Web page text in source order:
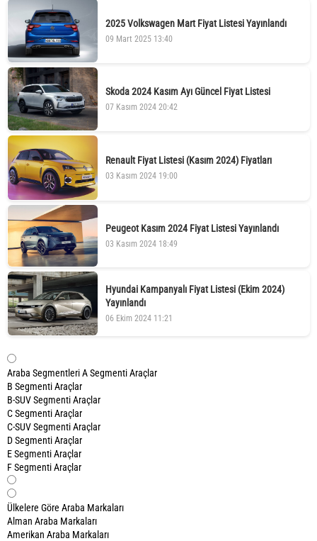
2025 Volkswagen Mart Fiyat Listesi Yayınlandı
09 Mart 2025 13:40
Skoda 2024 Kasım Ayı Güncel Fiyat Listesi
07 Kasım 2024 20:42
Renault Fiyat Listesi (Kasım 2024) Fiyatları
03 Kasım 2024 19:00
Peugeot Kasım 2024 Fiyat Listesi Yayınlandı
03 Kasım 2024 18:49
Hyundai Kampanyalı Fiyat Listesi (Ekim 2024)
Yayınlandı
06 Ekim 2024 11:21
Araba SegmentleriA Segmenti Araçlar
B Segmenti Araçlar
B-SUV Segmenti Araçlar
C Segmenti Araçlar
C-SUV Segmenti Araçlar
D Segmenti Araçlar
E Segmenti Araçlar
F Segmenti Araçlar
Ülkelere Göre Araba Markaları
Alman Araba Markaları
Amerikan Araba Markaları